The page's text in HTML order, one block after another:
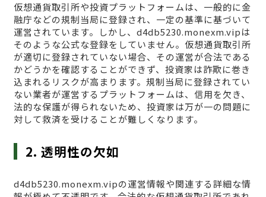
仮想通貨取引所や投資プラットフォームは、一般的に金
融庁などの規制当局に登録され、一定の基準に基づいて
運営されています。しかし、d4db5230.monexm.vipは
そのような公式な登録をしていません。仮想通貨取引所
が適切に登録されていない場合、その運営が合法である
かどうかを確認することができず、投資家は詐欺に巻き
込まれるリスクが高まります。規制当局に登録されてい
ない業者が運営するプラットフォームは、信用を欠き、
法的な保護が得られないため、投資家は万が一の問題に
対して救済を受けることが難しくなります。
2. 透明性の欠如
d4db5230.monexm.vipの運営情報や関連する詳細な情